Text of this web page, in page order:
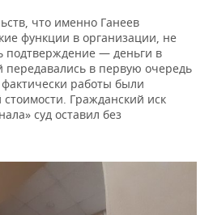
что именно Ганеев
функции в организации, не
подтверждение — деньги в
передавались в первую очередь
работы были
Гражданский иск
суд оставил без